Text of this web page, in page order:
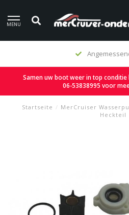
MENU
Samen uw boot weer in top conditie
06-53838995 voor
Startseite / MerCruiser
Heckteil